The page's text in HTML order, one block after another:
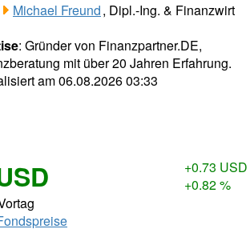
Michael Freund, Dipl.-Ing. & Finanzwirt
: Gründer von Finanzpartner.DE,
mit über 20 Jahren Erfahrung.
am 06.08.2026 03:33
+0.73 USD
+0.82 %